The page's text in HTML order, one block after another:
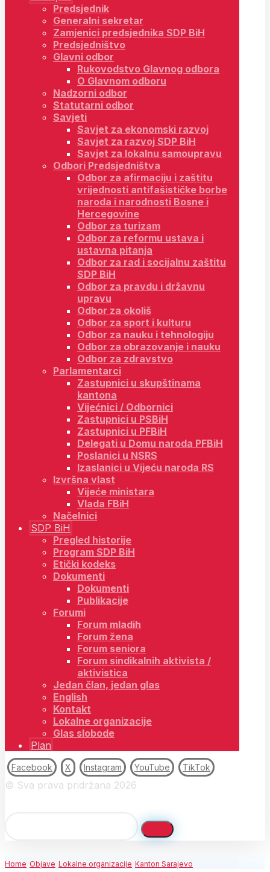
Predsjednik
Generalni sekretar
Zamjenici predsjednika SDP BiH
Predsjedništvo
Glavni odbor
Rukovodstvo Glavnog odbora
O Glavnom odboru
Nadzorni odbor
Statutarni odbor
Savjeti
Savjet za ekonomski razvoj
Savjet za razvoj SDP BiH
Savjet za lokalnu samoupravu
Odbori Predsjedništva
Odbor za afirmaciju i zaštitu
vrijednosti antifašističke borbe
naroda i narodnosti Bosne i
Hercegovine
Odbor za turizam
Odbor za reformu ustava i
ustavna pitanja
Odbor za rad i socijalnu zaštitu
SDP BiH
Odbor za pravdu i državnu
upravu
Odbor za okoliš
Odbor za sport i kulturu
Odbor za nauku i tehnologiju
Odbor za obrazovanje i nauku
Odbor za zdravstvo
Parlamentarci
Zastupnici u skupštinama
kantona
Vijećnici / Odbornici
Zastupnici u PSBiH
Zastupnici u PFBiH
Delegati u Domu naroda PFBiH
Poslanici u NSRS
Izaslanici u Vijeću naroda RS
Izvršna vlast
Vijeće ministara
Vlada FBiH
Načelnici
SDP BiH
Pregled historije
Program SDP BiH
Etički kodeks
Dokumenti
Dokumenti
Publikacije
Forumi
Forum mladih
Forum žena
Forum seniora
Forum sindikalnih aktivista /
aktivistica
Jedan član, jedan glas
English
Kontakt
Lokalne organizacije
Glas slobode
Plan
Facebook X Instagram YouTube TikTok
© Sva prava pridržana 2026
Home Objave Lokalne organizacije Kanton Sarajevo